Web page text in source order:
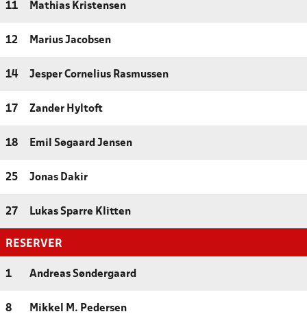
11 Mathias Kristensen
12 Marius Jacobsen
14 Jesper Cornelius Rasmussen
17 Zander Hyltoft
18 Emil Søgaard Jensen
25 Jonas Dakir
27 Lukas Sparre Klitten
RESERVER
1 Andreas Søndergaard
8 Mikkel M. Pedersen